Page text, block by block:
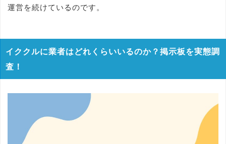
運営を続けているのです。
イククルに業者はどれくらいいるのか？掲示板を実態調
査！